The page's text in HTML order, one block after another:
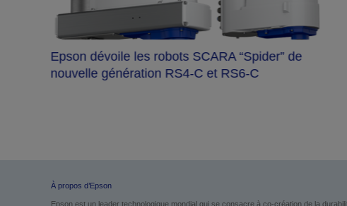
LA CRISE DES DÉCHETS DE VÊTEMENTS
Epson est un leader technologique mondial qui se consacre à co-création de la
compactes et précises et ses technologies numériques pour connecter les
problèmes de société grâce à des innovations dans les domaines de l’impression